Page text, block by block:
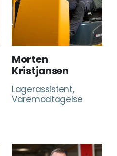
Morten
Kristjansen
Lagerassistent,
Varemodtagelse